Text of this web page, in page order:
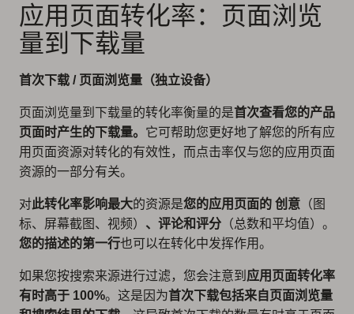
应用页面转化率：页面浏览
量到下载量
首次下载 / 页面浏览量（独立设备）
页面浏览量到下载量的转化率衡量的是首次查看您的产品
页面时产生的下载量。 它可帮助您更好地了解您的所有应
用页面资源对转化的有效性，而点击率仅与您的应用页面
资源的一部分有关。
对此转化率影响最大的资源是您的应用页面的 创意 （图
标、屏幕截图、视频） 、评论和评分 （总数和平均值）。
您的描述的第一行也可以在转化中发挥作用。
如果您按搜索来源进行过滤，您会注意到 应用页面转化率
有时高于 100%。这是因为首次下载包括来自页面浏览量